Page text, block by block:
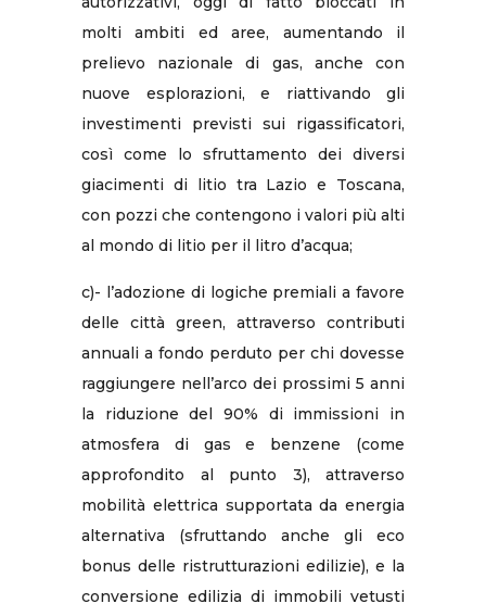
molti ambiti ed aree, aumentando il
prelievo nazionale di gas, anche con
nuove esplorazioni, e riattivando gli
investimenti previsti sui rigassificatori,
così come lo sfruttamento dei diversi
giacimenti di litio tra Lazio e Toscana,
con pozzi che contengono i valori più alti
al mondo di litio per il litro d’acqua;
c)- l’adozione di logiche premiali a favore
delle città green, attraverso contributi
annuali a fondo perduto per chi dovesse
raggiungere nell’arco dei prossimi 5 anni
la riduzione del 90% di immissioni in
atmosfera di gas e benzene (come
approfondito al punto 3), attraverso
mobilità elettrica supportata da energia
alternativa (sfruttando anche gli eco
bonus delle ristrutturazioni edilizie), e la
conversione edilizia di immobili vetusti